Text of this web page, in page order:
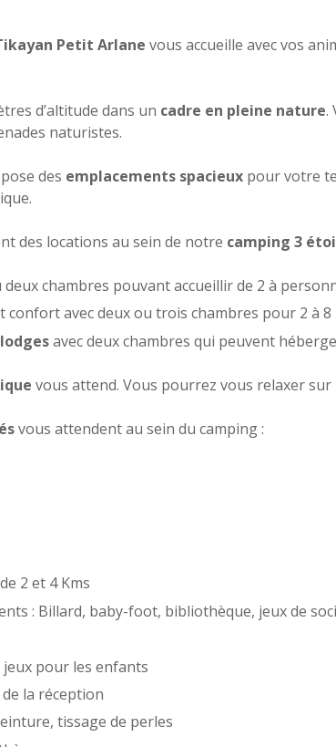
Petit Arlane vous accueille avec vos
d’altitude dans un cadre en pleine nature.
naturistes.
des emplacements spacieux pour votre
des locations au sein de notre camping 3
deux chambres pouvant accueillir de 2 à
confort avec deux ou trois chambres pour 2 à 8
avec deux chambres qui peuvent
vous attend. Vous pourrez vous relaxer
vous attendent au sein du camping :
2 et 4 Kms
: Billard, baby-foot, bibliothèque, jeux de
jeux pour les enfants
la réception
tissage de perles